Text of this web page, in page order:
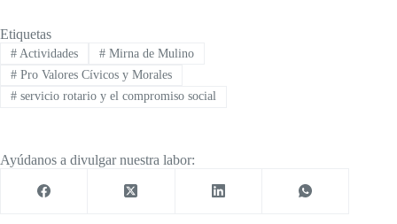
Etiquetas
#Actividades #Mirna de Mulino
#Pro Valores Cívicos y Morales
#servicio rotario y el compromiso social
Ayúdanos a divulgar nuestra labor: